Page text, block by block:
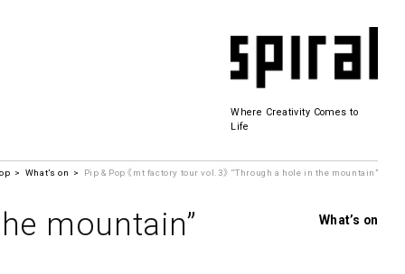
Where Creativity Comes to
Life
Spiral Hall
What’s on Pip & Pop 《mt factory tour vol.3》 “Through a hole in the mountain”
mountain” What’s on